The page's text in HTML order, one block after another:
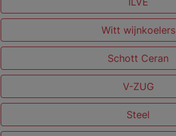
Witt wijnkoelers
Schott Ceran
V-ZUG
Steel